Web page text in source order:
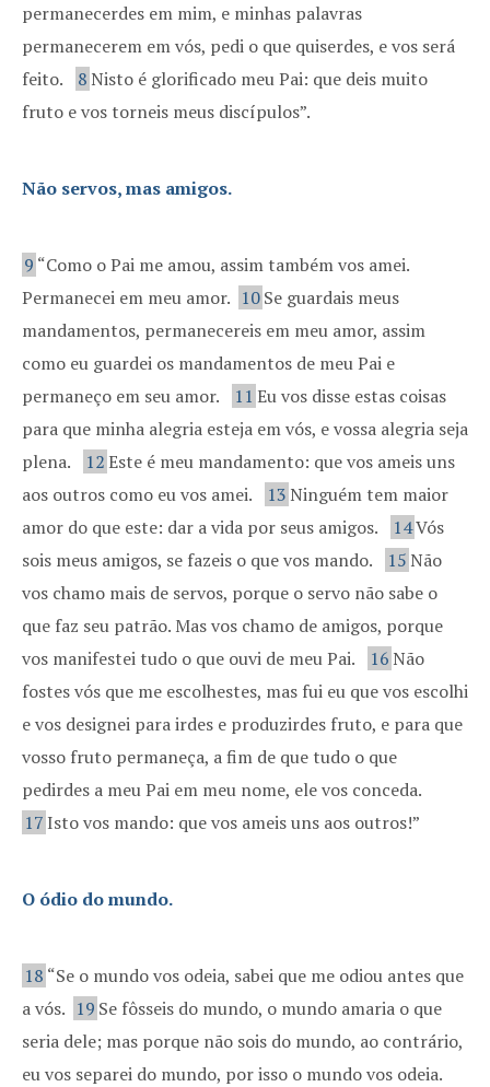
permanecerdes em mim, e minhas palavras
permanecerem em vós, pedi o que quiserdes, e vos será
feito.
8Nisto é glorificado meu Pai: que deis muito
fruto e vos torneis meus discípulos”.
Não servos, mas amigos.
9 “Como o Pai me amou, assim também vos amei.
Permanecei em meu amor. 10Se guardais meus
mandamentos, permanecereis em meu amor, assim
como eu guardei os mandamentos de meu Pai e
permaneço em seu amor.
11 Eu vos disse estas coisas
para que minha alegria esteja em vós, e vossa alegria seja
plena.
12Este é meu mandamento: que vos ameis uns
aos outros como eu vos amei.
13Ninguém tem maior
amor do que este: dar a vida por seus amigos.
14Vós
sois meus amigos, se fazeis o que vos mando.
15Não
vos chamo mais de servos, porque o servo não sabe o
que faz seu patrão. Mas vos chamo de amigos, porque
vos manifestei tudo o que ouvi de meu Pai.
16Não
fostes vós que me escolhestes, mas fui eu que vos escolhi
e vos designei para irdes e produzirdes fruto, e para que
vosso fruto permaneça, a fim de que tudo o que
pedirdes a meu Pai em meu nome, ele vos conceda.
17Isto vos mando: que vos ameis uns aos outros!”
O ódio do mundo.
18 “Se o mundo vos odeia, sabei que me odiou antes que
a vós. 19 Se fôsseis do mundo, o mundo amaria o que
seria dele; mas porque não sois do mundo, ao contrário,
eu vos separei do mundo, por isso o mundo vos odeia.